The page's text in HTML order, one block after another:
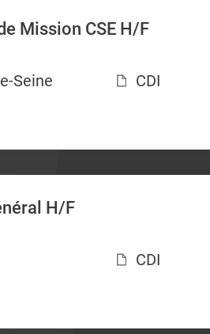
Mission CSE H/F
Seine CDI
H/F
CDI